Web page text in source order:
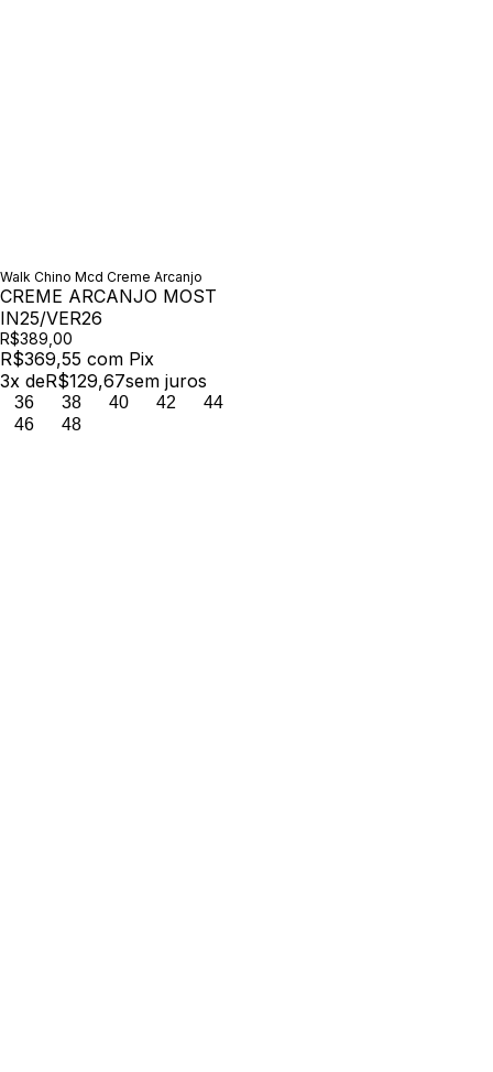
Walk Chino Mcd Creme Arcanjo
CREME ARCANJO MOST
IN25/VER26
R$389,00
R$369,55 com Pix
3x deR$129,67sem juros
36 38 40 42
44
46
48